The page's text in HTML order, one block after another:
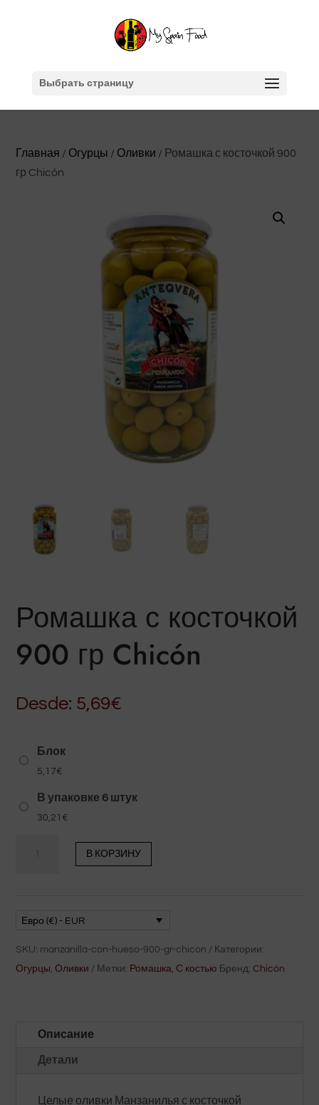
Выбрать страницу
Главная / Огурцы / Оливки / Ромашка с косточкой 900
гр Chicón
Ромашка с косточкой
900 гр Chicón
Desde: 5,69€
Блок
5,17€
В упаковке 6 штук
30,21 €
Количество
косточкой
Chicón
В КОРЗИНУ
Евро (€) - EUR
SKU: manzanilla-con-hueso-900-gr-chicon
Категории:
Огурцы, Оливки Метки: Ромашка, С костью Бренд:Chicón
Описание
Детали
Целые оливки Манзанилья с косточкой